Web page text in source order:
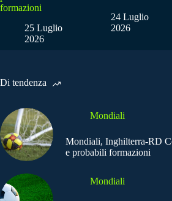
formazioni
25 Luglio
2026
24 Luglio
2026
Di tendenza
Mondiali
Mondiali, Inghilterra-RD
e probabili formazioni
Mondiali